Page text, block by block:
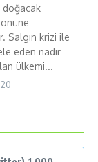
doğacak
önüne
Salgın krizi ile
eden nadir
ülkemi...